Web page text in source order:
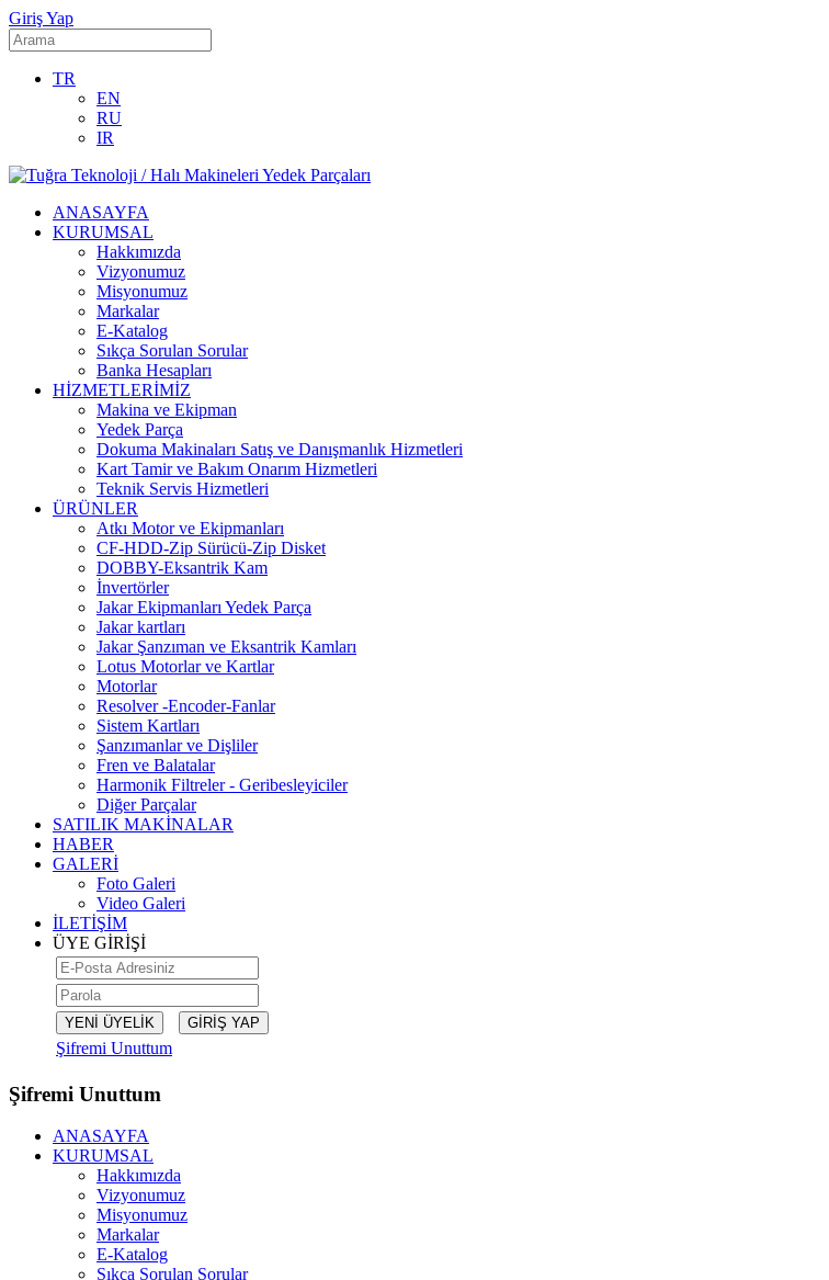
Giriş Yap
TR
EN
RU
IR
ANASAYFA
KURUMSAL
Hakkımızda
Vizyonumuz
Misyonumuz
Markalar
E-Katalog
Sıkça Sorulan Sorular
Banka Hesapları
HİZMETLERİMİZ
Makina ve Ekipman
Yedek Parça
Dokuma Makinaları Satış ve Danışmanlık Hizmetleri
Kart Tamir ve Bakım Onarım Hizmetleri
Teknik Servis Hizmetleri
ÜRÜNLER
Atkı Motor ve Ekipmanları
CF-HDD-Zip Sürücü-Zip Disket
DOBBY-Eksantrik Kam
İnvertörler
Jakar Ekipmanları Yedek Parça
Jakar kartları
Jakar Şanzıman ve Eksantrik Kamları
Lotus Motorlar ve Kartlar
Motorlar
Resolver -Encoder-Fanlar
Sistem Kartları
Şanzımanlar ve Dişliler
Fren ve Balatalar
Harmonik Filtreler - Geribesleyiciler
Diğer Parçalar
SATILIK MAKİNALAR
HABER
GALERİ
Foto Galeri
Video Galeri
İLETİŞİM
ÜYE GİRİŞİ
Şifremi Unuttum
Şifremi Unuttum
ANASAYFA
KURUMSAL
Hakkımızda
Vizyonumuz
Misyonumuz
Markalar
E-Katalog
Sıkça Sorulan Sorular